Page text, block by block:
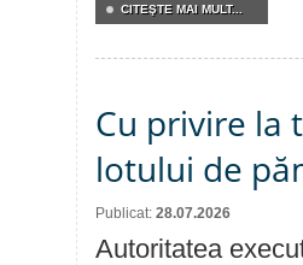
CITEŞTE MAI MULT...
Cu privire la
lotului de
Publicat: 28.07.2026
Autoritatea